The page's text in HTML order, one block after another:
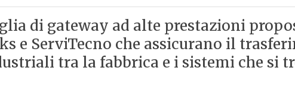
di gateway ad alte prestazioni
e ServiTecno che assicurano il
tra la fabbrica e i sistemi che si